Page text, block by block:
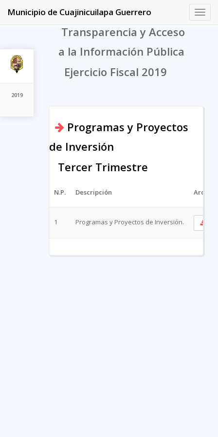
2019
Municipio de Cuajinicuilapa Guerrero
Transparencia y Acceso
a la Información Pública
Ejercicio Fiscal 2019
Programas y Proyectos
de Inversión
Tercer Trimestre
N.P. Descripción Archivo
1 Programas y Proyectos de Inversión.